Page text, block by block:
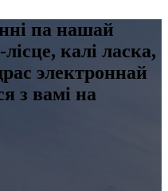
па нашай
калі ласка,
электроннай
з вамі на